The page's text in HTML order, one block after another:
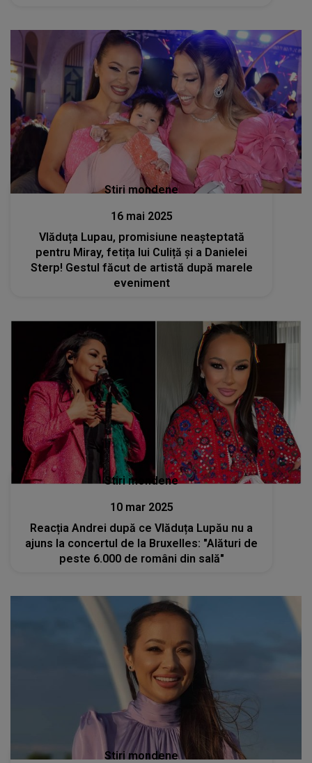
Stiri mondene
16 mai 2025
Vlăduța Lupau, promisiune neașteptată
pentru Miray, fetița lui Culiță și a Danielei
Sterp! Gestul făcut de artistă după marele
eveniment
Stiri mondene
10 mar 2025
Reacția Andrei după ce Vlăduța Lupău nu a
ajuns la concertul de la Bruxelles: "Alături de
peste 6.000 de români din sală"
Stiri mondene